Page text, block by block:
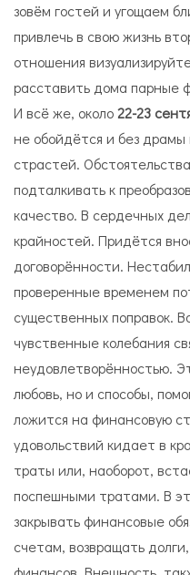
зовём гостей и угощаем
привлечь в свою жизнь
отношения
расставить дома парные
И всё же, около22-23
не обойдётся и без
страстей.
подталкивать к
качество. В сердечных
крайностей. Придётся
договорённости.
проверенные временем
существенных поправок.
чувственные колебания
неудовлетворённостью.
любовь, но и способы,
ложится на финансовую
удовольствий кидает в
траты или, наоборот,
поспешными тратами. В
закрывать финансовые
счетам, возвращать